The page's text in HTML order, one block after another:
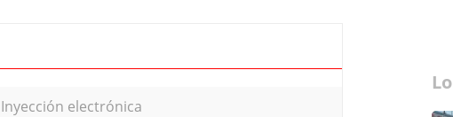
Inyección electrónica
Lo